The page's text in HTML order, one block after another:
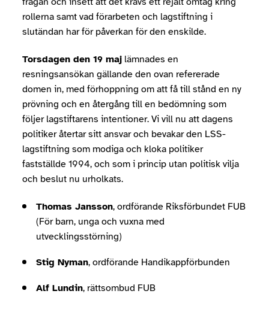
rollerna samt vad förarbeten och lagstiftning i
slutändan har för påverkan för den enskilde.
Torsdagen den 19 maj lämnades en
resningsansökan gällande den ovan refererade
domen in, med förhoppning om att få till stånd en ny
prövning och en återgång till en bedömning som
följer lagstiftarens intentioner. Vi vill nu att dagens
politiker återtar sitt ansvar och bevakar den LSS-
lagstiftning som modiga och kloka politiker
fastställde 1994, och som i princip utan politisk vilja
och beslut nu urholkats.
Thomas Jansson, ordförande Riksförbundet FUB
(För barn, unga och vuxna med
utvecklingsstörning)
Stig Nyman, ordförande Handikappförbunden
Alf Lundin, rättsombud FUB